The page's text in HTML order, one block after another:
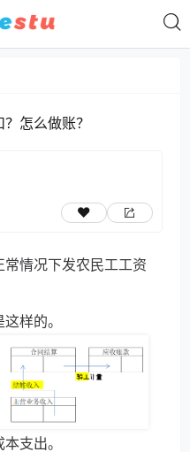
怎么做账？
情况下发农民工工资
样的。
支出。